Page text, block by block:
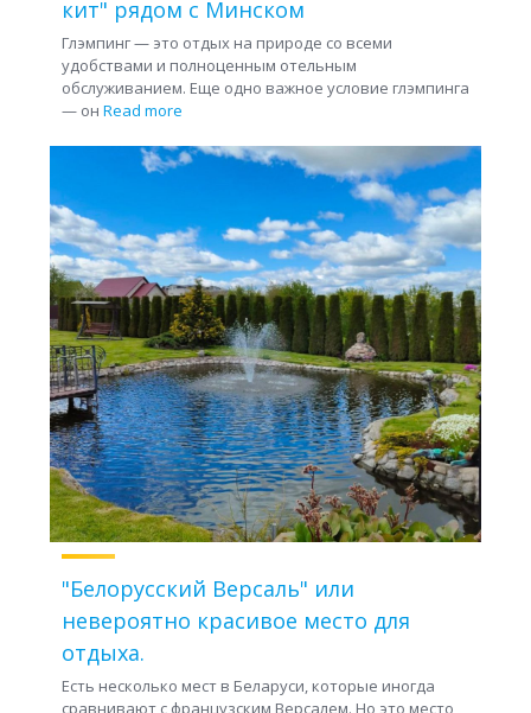
кит" рядом с Минском
Глэмпинг — это отдых на природе со всеми
удобствами и полноценным отельным
обслуживанием. Еще одно важное условие глэмпинга
— он Read more
"Белорусский Версаль" или
невероятно красивое место для
отдыха.
Есть несколько мест в Беларуси, которые иногда
сравнивают с французским Версалем. Но это место